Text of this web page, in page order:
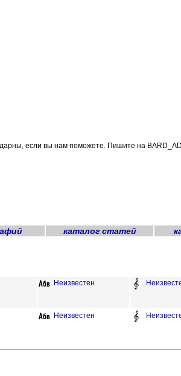
если вы нам поможете. Пишите на
каталог статей
Неизвестен
Неизвестен